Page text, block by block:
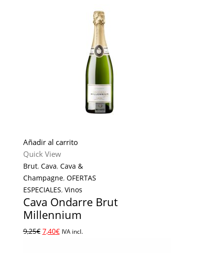
Añadir al carrito
Quick View
Brut, Cava, Cava &
Champagne, OFERTAS
ESPECIALES, Vinos
Cava Ondarre Brut
Millennium
9,25€ 7,40€ IVA incl.